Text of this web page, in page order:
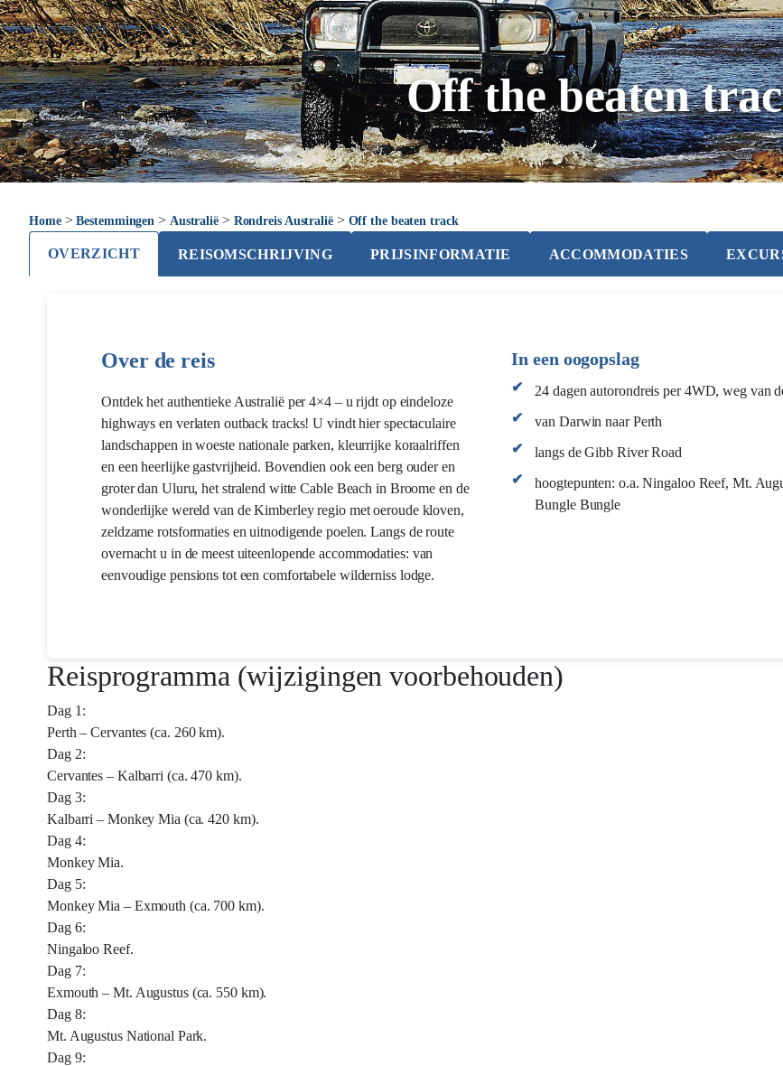
Off the beaten
Home>Bestemmingen > Australië> Rondreis Australië> Off the beaten track
OVERZICHT REISOMSCHRIJVING PRIJSINFORMATIE ACCOMMODATIES
Over de reis
Ontdek het authentieke Australië per 4×4 – u rijdt op eindeloze
highways en verlaten outback tracks! U vindt hier spectaculaire
landschappen in woeste nationale parken, kleurrijke koraalriffen
en een heerlijke gastvrijheid. Bovendien ook een berg ouder en
groter dan Uluru, het stralend witte Cable Beach in Broome en de
wonderlijke wereld van de Kimberley regio met oeroude kloven,
zeldzame rotsformaties en uitnodigende poelen. Langs de route
overnacht u in de meest uiteenlopende accommodaties: van
eenvoudige pensions tot een comfortabele wilderniss lodge.
In een oogopslag
24 dagen autorondreis per 4WD, weg van
van Darwin naar Perth
langs de Gibb River Road
hoogtepunten: o.a. Ningaloo Reef, Mt.
Bungle Bungle
Reisprogramma (wijzigingen voorbehouden)
Dag 1:
Perth – Cervantes (ca. 260 km).
Dag 2:
Cervantes – Kalbarri (ca. 470 km).
Dag 3:
Kalbarri – Monkey Mia (ca. 420 km).
Dag 4:
Monkey Mia.
Dag 5:
Monkey Mia – Exmouth (ca. 700 km).
Dag 6:
Ningaloo Reef.
Dag 7:
Exmouth – Mt. Augustus (ca. 550 km).
Dag 8:
Mt. Augustus National Park.
Dag 9: